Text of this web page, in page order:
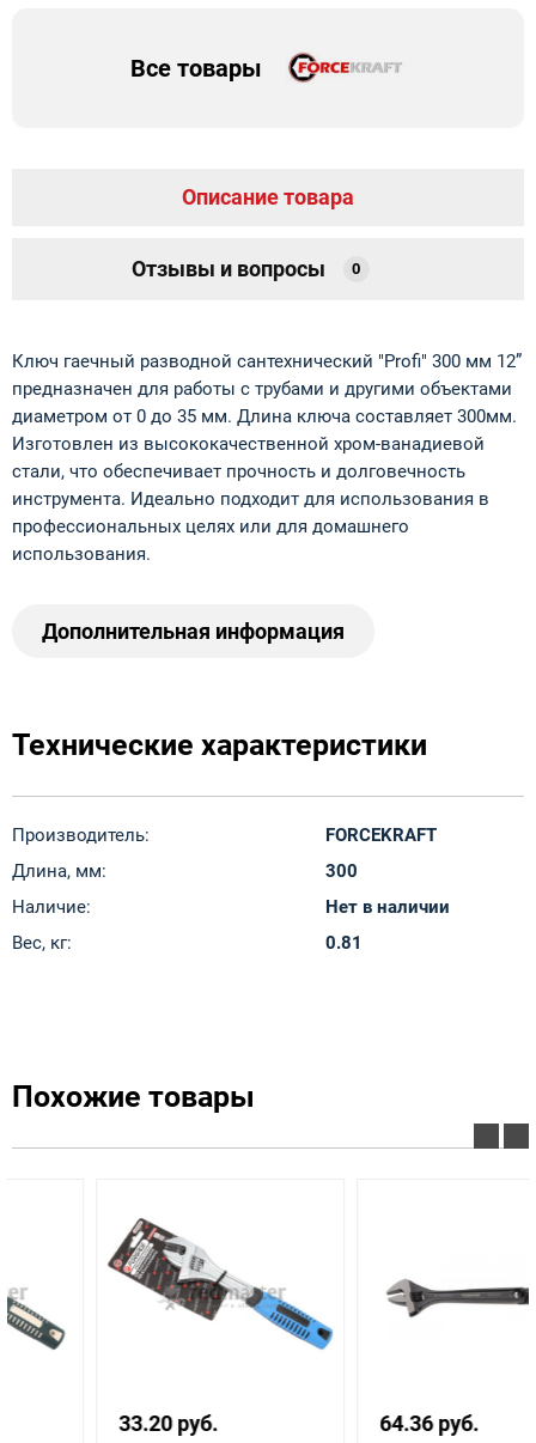
Все товары
Описание товара
Отзывы и вопросы 0
Ключ гаечный разводной сантехнический "Profi" 300 мм 12”
предназначен для работы с трубами и другими объектами
диаметром от 0 до 35 мм. Длина ключа составляет 300мм.
Изготовлен из высококачественной хром-ванадиевой
стали, что обеспечивает прочность и долговечность
инструмента. Идеально подходит для использования в
профессиональных целях или для домашнего
использования.
Дополнительная информация
Технические характеристики
Производитель:
FORCEKRAFT
Длина, мм:
300
Наличие:
Нет в наличии
Вес, кг:
0.81
Похожие товары
33.20 руб. 64.36 руб.